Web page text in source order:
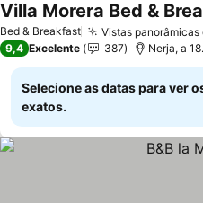
Bed & Breakfast Vistas panorâmicas
Villa Morera Bed &
9,4 Excelente 387 Nerja, a
Selecione as datas para ver
exatos.